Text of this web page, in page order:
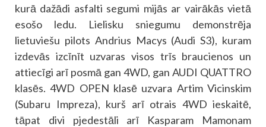
kurā dažādi asfalti segumi mijās ar vairākās vietā
esošo ledu. Lielisku sniegumu demonstrēja
lietuviešu pilots Andrius Macys (Audi S3), kuram
izdevās izcīnīt uzvaras visos trīs braucienos un
attiecīgi arī posmā gan 4WD, gan AUDI QUATTRO
klasēs. 4WD OPEN klasē uzvara Artim Vicinskim
(Subaru Impreza), kurš arī otrais 4WD ieskaitē,
tāpat divi pjedestāli arī Kasparam Mamonam